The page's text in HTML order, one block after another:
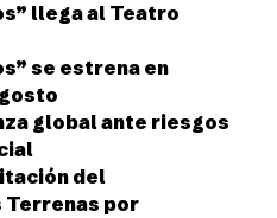
llega al Teatro
se estrena en
global ante riesgos
del
Terrenas por